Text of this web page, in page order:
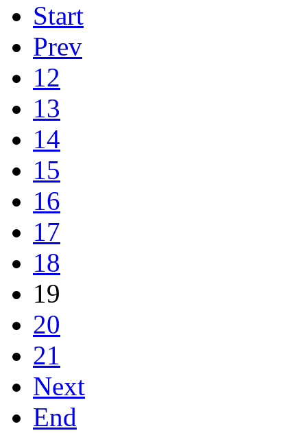
Start
Prev
12
13
14
15
16
17
18
19
20
21
Next
End